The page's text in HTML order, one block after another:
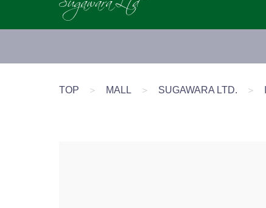
TOP ＞ MALL ＞ SUGAWARA LTD. ＞